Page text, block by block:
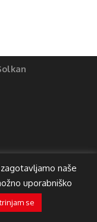
naše
uporabniško
se